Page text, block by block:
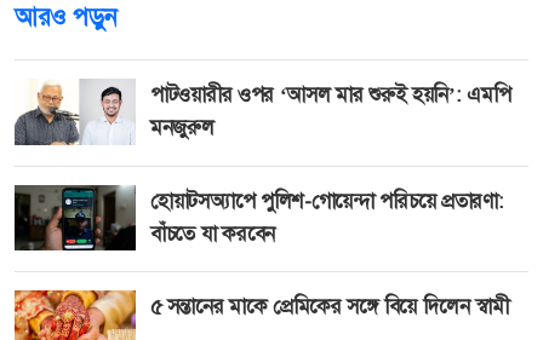
আরও পড়ুন
পাটওয়ারীর ওপর ‘আসল মার শুরুই হয়নি’: এমপি
মনজুরুল
হোয়াটসঅ্যাপে পুলিশ-গোয়েন্দা পরিচয়ে প্রতারণা:
বাঁচতে যা করবেন
৫ সন্তানের মাকে প্রেমিকের সঙ্গে বিয়ে দিলেন স্বামী